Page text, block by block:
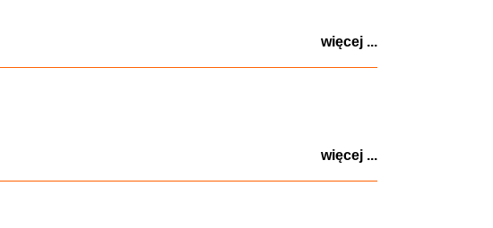
więcej ...
więcej ...